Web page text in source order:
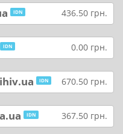
IDN 436.50 грн.
IDN 0.00 грн.
IDN 670.50 грн.
IDN 367.50 грн.